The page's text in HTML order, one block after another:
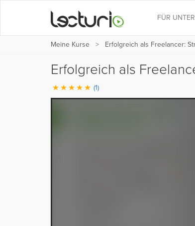
FÜR
Meine Kurse Erfolgreich als Freelancer:
Erfolgreich als
(1)